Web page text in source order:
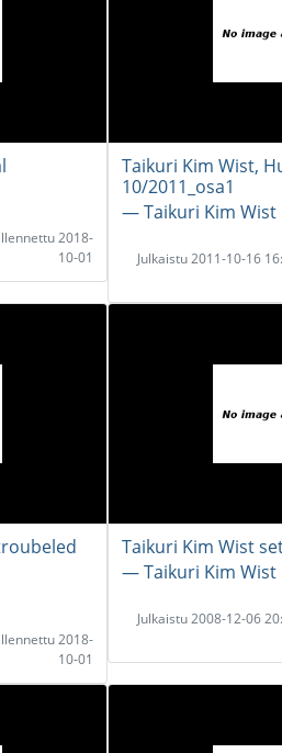
2018-
10-01
Taikuri Kim Wist,
10/2011_osa1
― Taikuri Kim Wist
Julkaistu 2011-10-16
2018-
10-01
Taikuri Kim Wist
― Taikuri Kim Wist
Julkaistu 2008-12-06